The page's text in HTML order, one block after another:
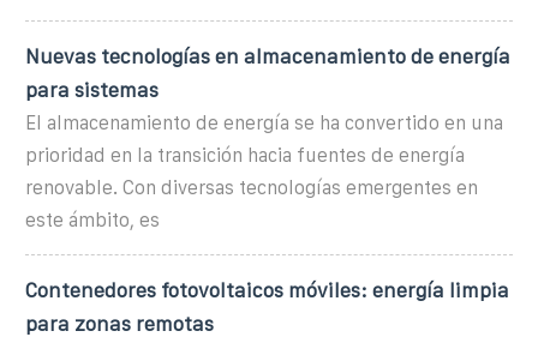
Nuevas tecnologías en almacenamiento de energía
para sistemas
El almacenamiento de energía se ha convertido en una
prioridad en la transición hacia fuentes de energía
renovable. Con diversas tecnologías emergentes en
este ámbito, es
Contenedores fotovoltaicos móviles: energía limpia
para zonas remotas